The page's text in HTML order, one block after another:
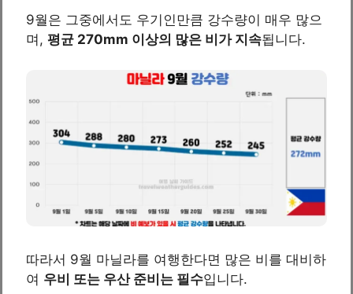
9월은 그중에서도 우기인만큼 강수량이 매우 많으
며, 평균 270mm 이상의 많은 비가 지속됩니다.
따라서 9월 마닐라를 여행한다면 많은 비를 대비하
여 우비 또는 우산 준비는 필수입니다.